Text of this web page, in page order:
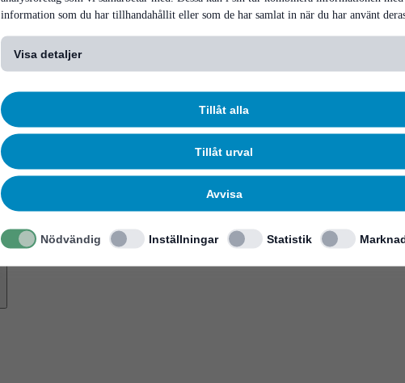
information som du har tillhandahållit eller som de har samlat in när du har använt
Visa detaljer
Tillåt alla
Tillåt urval
Avvisa
Nödvändig Inställningar Statistik